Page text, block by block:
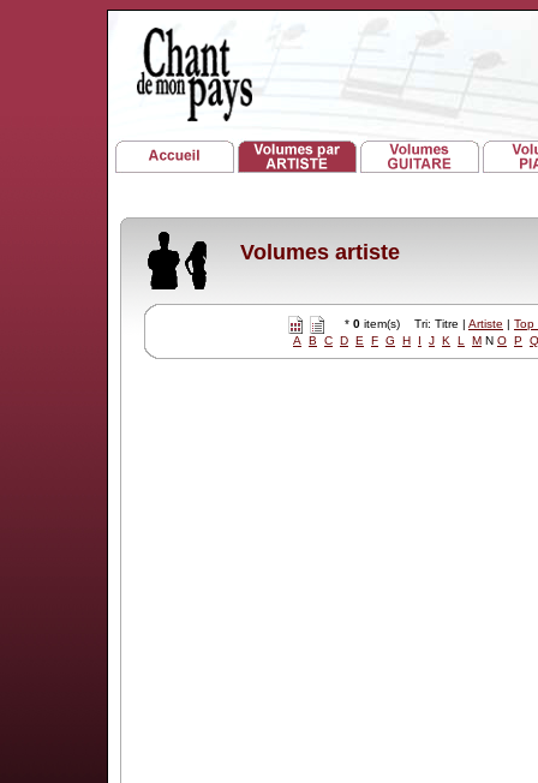
Volumes artiste
* 0 item(s) Tri: Titre | Artiste | Top
A
B C D E F G H I J K L M N O P Q